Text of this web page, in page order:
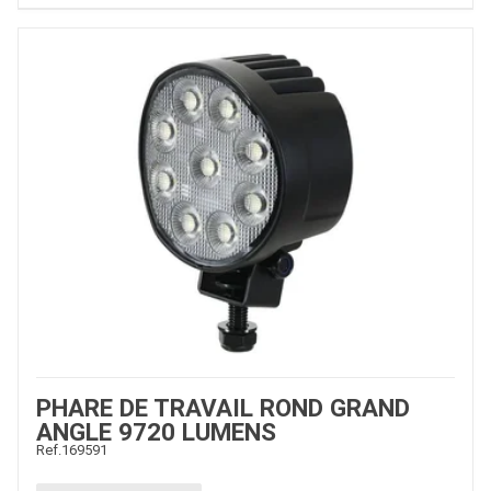
PHARE DE TRAVAIL ROND GRAND
ANGLE 9720 LUMENS
Ref. 169591